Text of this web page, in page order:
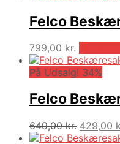
Felco
799,00 kr.
På Udsalg! 34%
Felco
649,00kr. Den
429,00